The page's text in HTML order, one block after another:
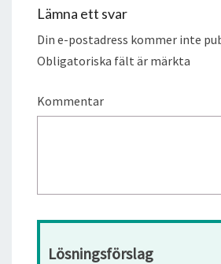
Lämna ett svar
Din e-postadress kommer inte
Obligatoriska fält är märkta
Kommentar
Lösningsförslag